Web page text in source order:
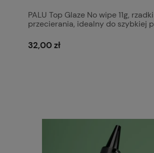
PALU Top Glaze No wipe 11g,
przecierania, idealny do szybkiej
32,00 zł